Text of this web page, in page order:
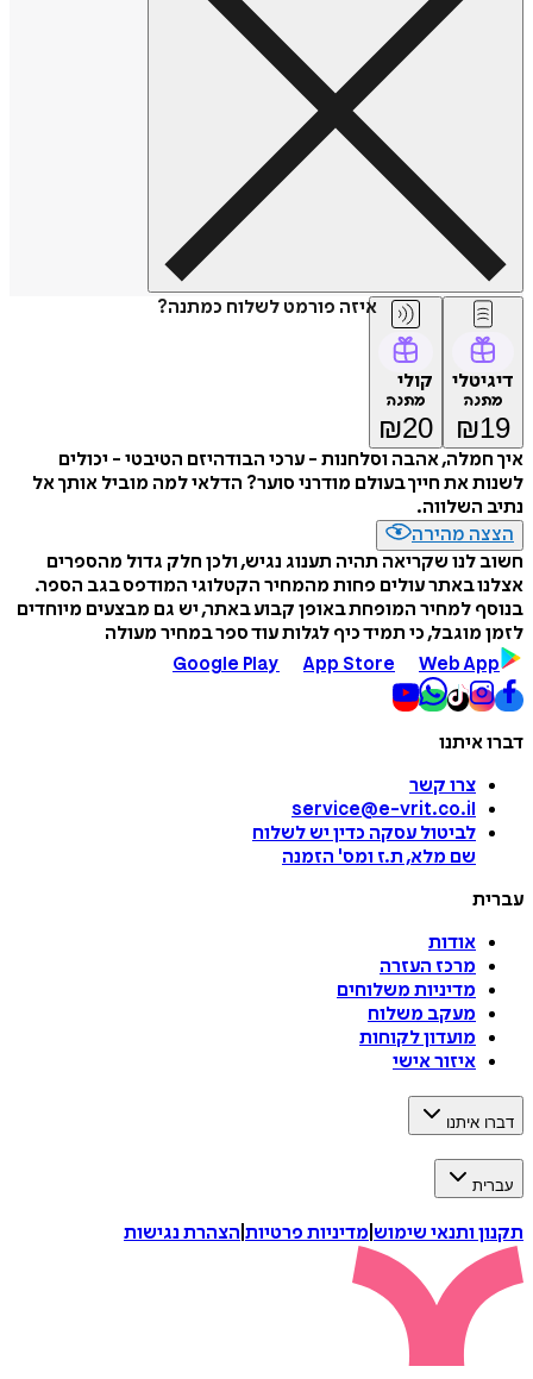
איזה פורמט לשלוח כמתנה?
דיגיטלי
מתנה
₪19
קולי
מתנה
₪20
איך חמלה, אהבה וסלחנות - ערכי הבודהיזם הטיבטי - יכולים
לשנות את חייך בעולם מודרני סוער? הדלאי למה מוביל אותך אל
נתיב השלווה.
הצצה מהירה
חשוב לנו שקריאה תהיה תענוג נגיש, ולכן חלק גדול מהספרים
אצלנו באתר עולים פחות מהמחיר הקטלוגי המודפס בגב הספר.
בנוסף למחיר המופחת באופן קבוע באתר, יש גם מבצעים מיוחדים
לזמן מוגבל, כי תמיד כיף לגלות עוד ספר במחיר מעולה
Google Play
App Store Web App
דברו איתנו
צרו קשר
service@e-vrit.co.il
לביטול עסקה כדין יש לשלוח
שם מלא, ת.ז ומס' הזמנה
עברית
אודות
מרכז העזרה
מדיניות משלוחים
מעקב משלוח
מועדון לקוחות
איזור אישי
דברו איתנו
עברית
תקנון ותנאי שימוש מדיניות פרטיות הצהרת נגישות